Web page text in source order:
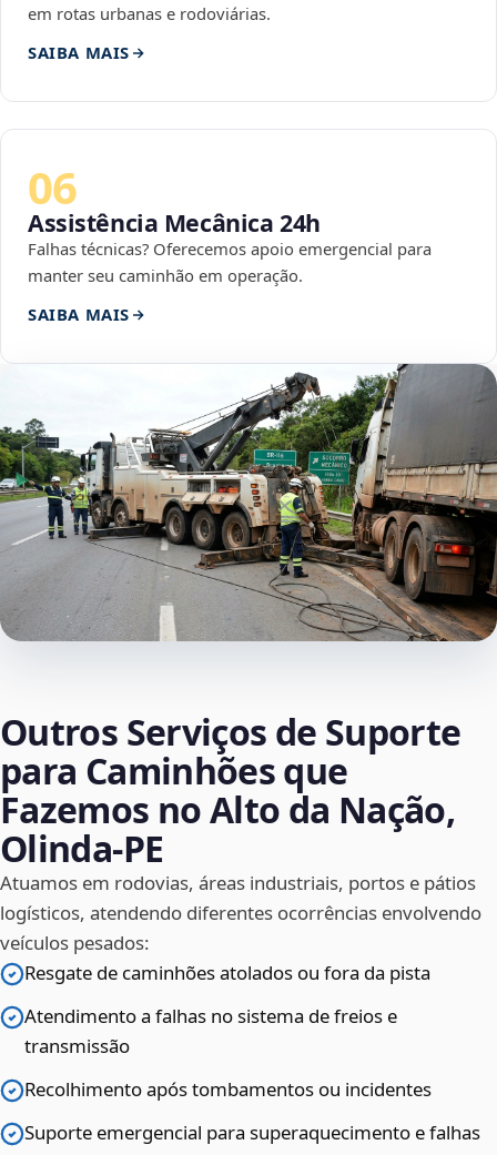
em rotas urbanas e rodoviárias.
SAIBA MAIS
06
Assistência Mecânica 24h
Falhas técnicas? Oferecemos apoio emergencial para
manter seu caminhão em operação.
SAIBA MAIS
Outros Serviços de Suporte
para Caminhões que
Fazemos no Alto da Nação,
Olinda‑PE
Atuamos em rodovias, áreas industriais, portos e pátios
logísticos, atendendo diferentes ocorrências envolvendo
veículos pesados:
Resgate de caminhões atolados ou fora da pista
Atendimento a falhas no sistema de freios e
transmissão
Recolhimento após tombamentos ou incidentes
Suporte emergencial para superaquecimento e falhas